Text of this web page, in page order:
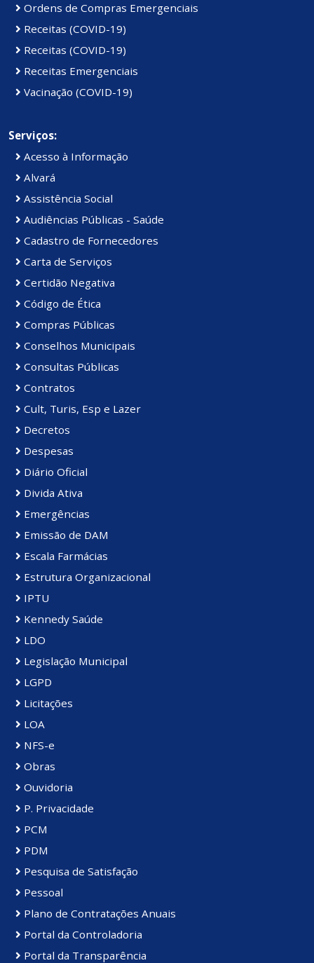
Ordens de Compras Emergenciais
Receitas (COVID-19)
Receitas (COVID-19)
Receitas Emergenciais
Vacinação (COVID-19)
Serviços:
Acesso à Informação
Alvará
Assistência Social
Audiências Públicas - Saúde
Cadastro de Fornecedores
Carta de Serviços
Certidão Negativa
Código de Ética
Compras Públicas
Conselhos Municipais
Consultas Públicas
Contratos
Cult, Turis, Esp e Lazer
Decretos
Despesas
Diário Oficial
Divida Ativa
Emergências
Emissão de DAM
Escala Farmácias
Estrutura Organizacional
IPTU
Kennedy Saúde
LDO
Legislação Municipal
LGPD
Licitações
LOA
NFS-e
Obras
Ouvidoria
P. Privacidade
PCM
PDM
Pesquisa de Satisfação
Pessoal
Plano de Contratações Anuais
Portal da Controladoria
Portal da Transparência